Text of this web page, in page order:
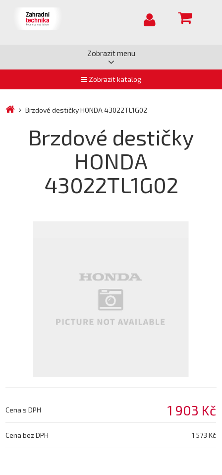
Zobrazit menu
Zobrazit katalog
Brzdové destičky HONDA 43022TL1G02
Brzdové destičky
HONDA
43022TL1G02
Cena s DPH 1 903 Kč
Cena bez DPH 1 573 Kč